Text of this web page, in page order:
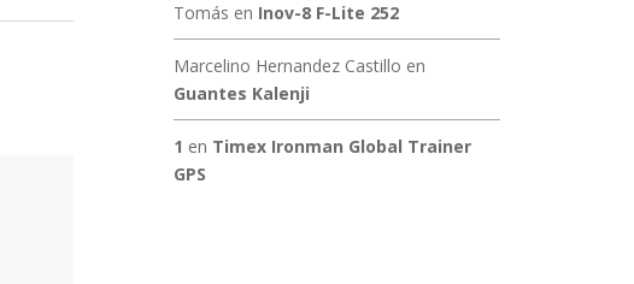
Tomás en Inov-8 F-Lite 252
Marcelino Hernandez Castillo en
Guantes Kalenji
1 en Timex Ironman Global Trainer
GPS